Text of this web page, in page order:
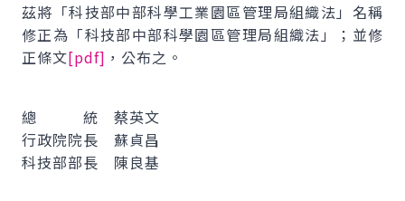
茲將「科技部中部科學工業園區管理局組織法」名稱
修正為「科技部中部科學園區管理局組織法」；並修
正條文[pdf] ，公布之。
總 統 蔡英文
行政院院長 蘇貞昌
科技部部長 陳良基